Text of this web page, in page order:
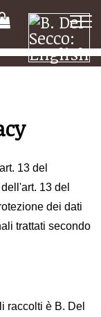
13 del
13 del
dei dati
trattati secondo
raccolti è B. Del